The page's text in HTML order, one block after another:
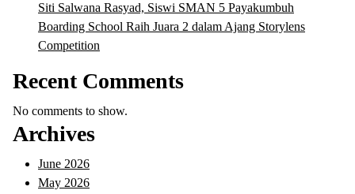
Siti Salwana Rasyad, Siswi SMAN 5 Payakumbuh
Boarding School Raih Juara 2 dalam Ajang Storylens
Competition
Recent Comments
No comments to show.
Archives
June 2026
May 2026